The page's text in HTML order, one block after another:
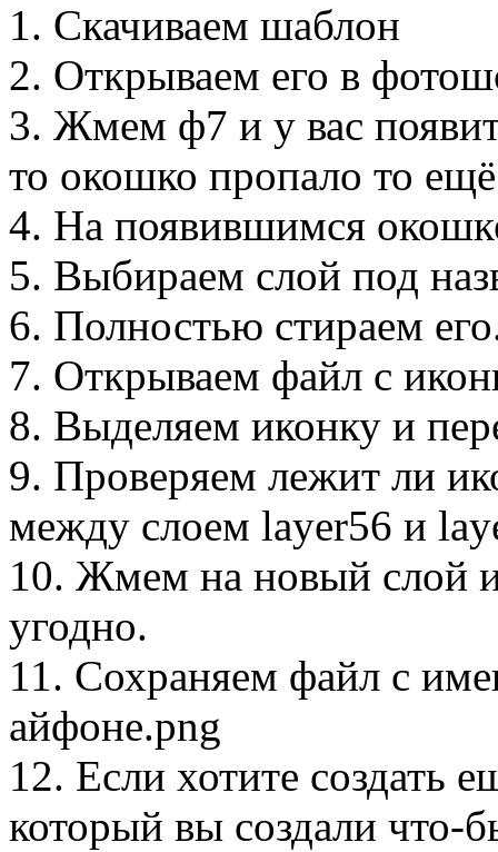
1. Скачиваем шаблон
2. Открываем его в
3. Жмем ф7 и у вас
то окошко пропало то
4. На появившимся
5. Выбираем слой под
6. Полностью стираем
7. Открываем файл с
8. Выделяем иконку и
9. Проверяем лежит ли
между слоем layer56 и
10. Жмем на новый слой
угодно.
11. Сохраняем файл с
айфоне.png
12. Если хотите создать
который вы создали что-